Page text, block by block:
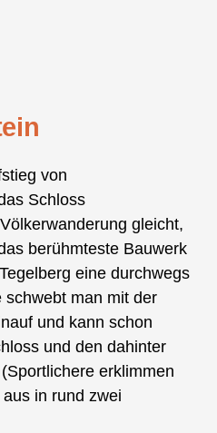
von
Schloss
gleicht,
berühmteste Bauwerk
eine durchwegs
man mit der
und kann schon
und den dahinter
erklimmen
in rund zwei